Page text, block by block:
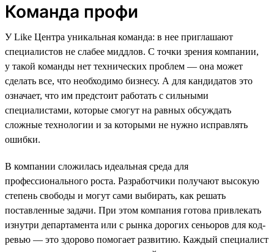
Команда профи
У Like Центра уникальная команда: в нее приглашают
специалистов не слабее миддлов. С точки зрения компании,
у такой команды нет технических проблем — она может
сделать все, что необходимо бизнесу. А для кандидатов это
означает, что им предстоит работать с сильными
специалистами, которые смогут на равных обсуждать
сложные технологии и за которыми не нужно исправлять
ошибки.
В компании сложилась идеальная среда для
профессионального роста. Разработчики получают высокую
степень свободы и могут сами выбирать, как решать
поставленные задачи. При этом компания готова привлекать
изнутри департамента или с рынка дорогих сеньоров для код-
ревью — это здорово помогает развитию. Каждый специалист